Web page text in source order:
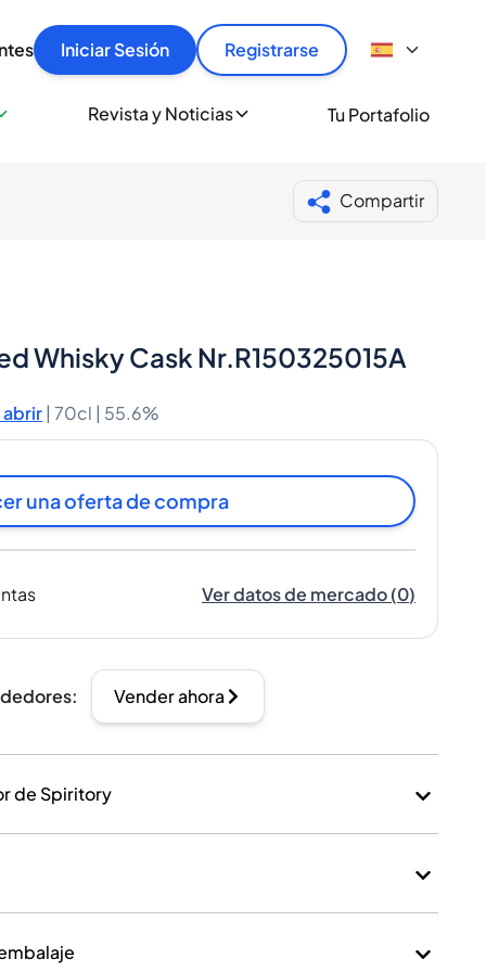
Iniciar Sesión Registrarse
rápido, con seguridad y al mejor precio.
Revista y Noticias Tu Portafolio
Compartir
Whisky Cask Nr.R150325015A
abrir | 70cl | 55.6%
una oferta de compra
Ver datos de mercado(0)
: Vender ahora
de Spiritory